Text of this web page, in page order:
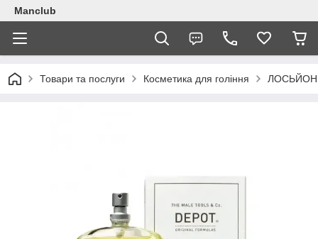
Manclub
Товари та послуги Косметика для гоління ЛОСЬЙОН